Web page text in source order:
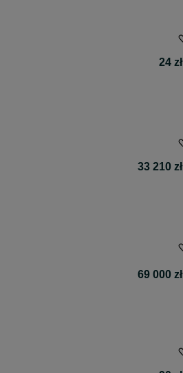
24 zł
33 210 zł
69 000 zł